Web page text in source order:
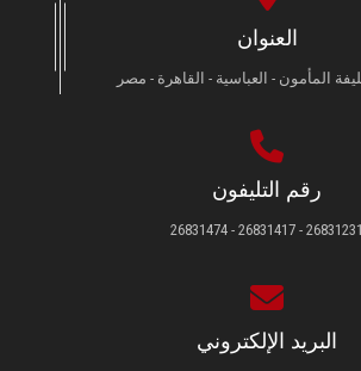
العنوان
المأمون - العباسية - القاهرة - مصر
رقم التليفون
26831231 - 26831417 - 26831474
البريد الإلكتروني